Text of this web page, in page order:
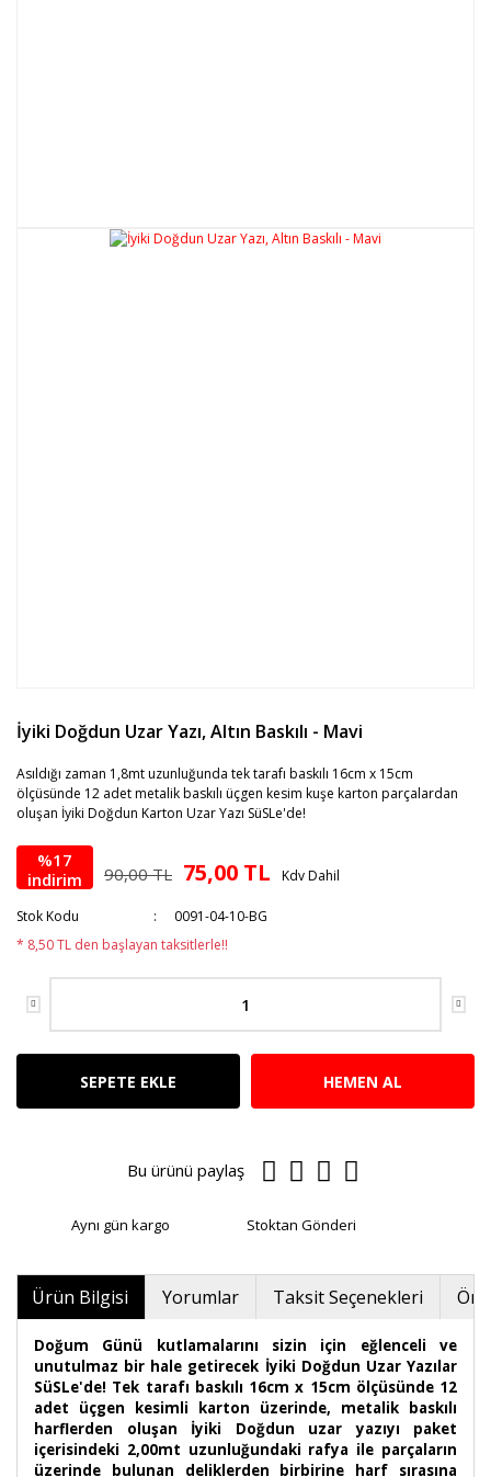
İyiki Doğdun Uzar Yazı, Altın Baskılı - Mavi
Asıldığı zaman 1,8mt uzunluğunda tek tarafı baskılı 16cm x 15cm
ölçüsünde 12 adet metalik baskılı üçgen kesim kuşe karton parçalardan
oluşan İyiki Doğdun Karton Uzar Yazı SüSLe'de!
%17
indirim
90,00 TL 75,00 TL Kdv Dahil
Stok Kodu
0091-04-10-BG
* 8,50 TL den başlayan taksitlerle!!
SEPETE EKLE HEMEN AL
Bu ürünü paylaş
Aynı gün kargo Stoktan Gönderi
Ürün Bilgisi Yorumlar Taksit Seçenekleri
Doğum Günü kutlamalarını sizin için eğlenceli ve
unutulmaz bir hale getirecek İyiki Doğdun Uzar Yazılar
SüSLe'de! Tek tarafı baskılı 16cm x 15cm ölçüsünde 12
adet üçgen kesimli karton üzerinde, metalik baskılı
harflerden oluşan İyiki Doğdun uzar yazıyı paket
içerisindeki 2,00mt uzunluğundaki rafya ile parçaların
üzerinde bulunan deliklerden birbirine harf sırasına